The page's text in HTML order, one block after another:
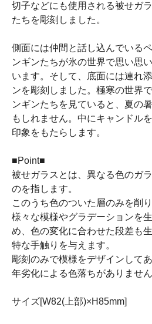
切子などにも使用される被せガ
たちを彫刻しました。
側面には仲間と話し込んでいる
ンギンたちが氷の世界で思い思
います。そして、底面には連れ
ンを彫刻しました。極寒の世界
ンギンたちを見ていると、夏の
もしれません。中にキャンドル
印象をもたらします。
■Point■
被せガラスとは、異なる色のガ
のを指します。
このうち色のついた層のみを削
様々な模様やグラデーションを
め、色の変化に合わせた段差も
特な手触りを与えます。
彫刻のみで模様をデザインして
年劣化による色落ちがありません
サイズ[W82(上部)×H85mm]